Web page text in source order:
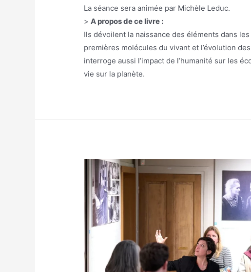
La séance sera animée par Michèle Leduc.
>A propos de ce livre :
Ils dévoilent la naissance des éléments dans
premières molécules du vivant et l’évolution
interroge aussi l’impact de l’humanité sur les
vie sur la planète.